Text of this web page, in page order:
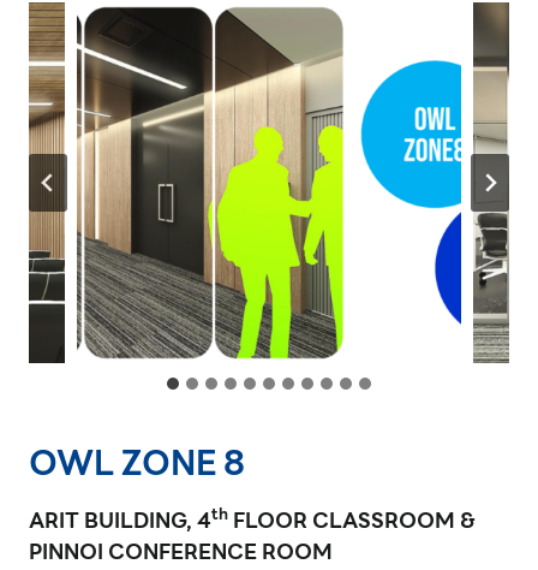
OWL ZONE 8
ARIT BUILDING, 4th FLOOR CLASSROOM &
PINNOI CONFERENCE ROOM